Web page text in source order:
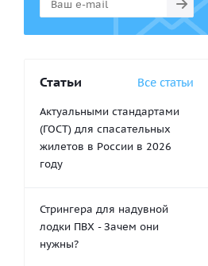
Статьи Все статьи
Актуальными стандартами
(ГОСТ) для спасательных
жилетов в России в 2026
году
Стрингера для надувной
лодки ПВХ - Зачем они
нужны?